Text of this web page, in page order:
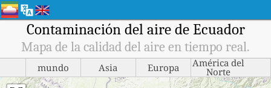
Contaminación del aire de Ecuador
Mapa de la calidad del aire en tiempo real.
mundo Asia Europa América del
Norte